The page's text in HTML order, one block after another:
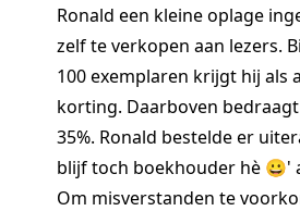
Ronald een kleine oplage
zelf te verkopen aan lezers.
100 exemplaren krijgt hij als
korting. Daarboven
35%. Ronald bestelde er
blijf toch boekhouder hè 😀'
Om misverstanden te